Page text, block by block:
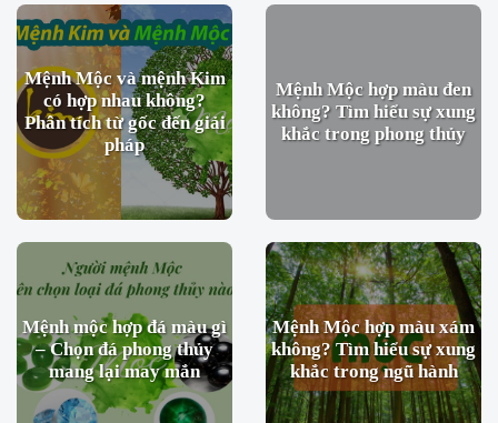
Mệnh Mộc và mệnh Kim
có hợp nhau không?
Phân tích từ gốc đến giải
pháp
Mệnh Mộc hợp màu đen
không? Tìm hiểu sự xung
khắc trong phong thủy
Mệnh mộc hợp đá màu gì
– Chọn đá phong thủy
mang lại may mắn
Mệnh Mộc hợp màu xám
không? Tìm hiểu sự xung
khắc trong ngũ hành